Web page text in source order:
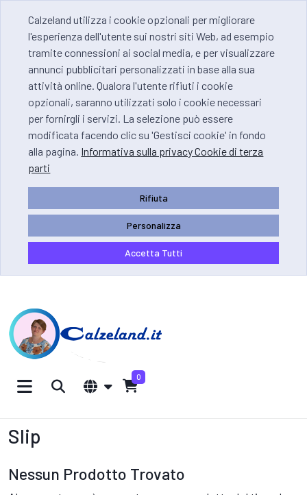
Calzeland utilizza i cookie opzionali per migliorare
l'esperienza dell'utente sui nostri siti Web, ad esempio
tramite connessioni ai social media, e per visualizzare
annunci pubblicitari personalizzati in base alla sua
attività online. Qualora l'utente rifiuti i cookie
opzionali, saranno utilizzati solo i cookie necessari
per fornirgli i servizi. La selezione può essere
modificata facendo clic su 'Gestisci cookie' in fondo
alla pagina. Informativa sulla privacy Cookie di terza
parti
Rifiuta
Personalizza
Accetta Tutti
0
Slip
Nessun Prodotto Trovato